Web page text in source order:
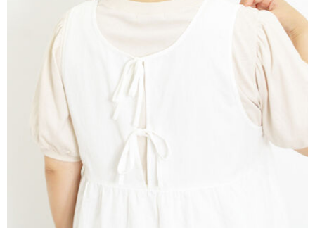
1.本服務係由「台灣大哥大股份有限公司」（以下簡稱本公司）所提供，讓
用戶於交易時，得透過本服務購買商品或服務，並由商店將買賣／分期付款
買賣價金債權讓與本公司後，依約使用本公司帳單繳交帳款。
2.基於同意付款使用「大哥付你分期」之契約關係目的，商店將以您的個人
資料（包含姓名、電話或地址）提供予台灣大哥大進項蒐集、處理及利用，
由本公司與您本人進行分期帳單所需資料之確認、核對及更正。
3.完整用戶服務條款，請詳閱以下連結：
https://oppay.tw/userRule
ATM／網路銀行／等多元方式進行付款，方視為交易完成。
※ 請注意：結帳手續完成當下不需立刻繳費，但若您需要取消訂單，請聯絡
購買商品的店家。未經商家同意取消之訂單仍視為有效，需透過AFTEE先享
後付繳納相關費用。
※ 交易是否成功請以「AFTEE先享後付 」之結帳頁面顯示為準，若有關於
是否繳費成功／繳費後需取消欲退款等相關疑問，請聯繫「AFTEE先享後付
客戶支援中心」
https://netprotections.freshdesk.com/support/home
【注意事項】
１．透過由恩沛科技股份有限公司提供之「AFTEE先享後付」服務完成之交
易，需依本服務之必要範圍內提供個人資料，並將交易相關給付款項請求債
權轉讓予恩沛科技股份有限公司。
２．關於個人資料處理事宜，請瀏覽以下網址：
https://aftee.tw/terms/#terms3
３．未成年的使用者請事先徵得法定代理人或監護人之同意方可使用
「AFTEE先享後付」，若未經同意申辦者引起之損失，本公司不負相關責
４．使用「AFTEE先享後付」時，將依據個別帳號之用戶狀況，依本公司即
萊爾富取貨付款
每筆NT$60，滿NT$1,500(含以上)免運費
每筆NT$60，滿NT$1,500(含以上)免運費
7-11取貨付款
每筆NT$60，滿NT$1,500(含以上)免運費
7-11純取貨
每筆NT$60，滿NT$1,500(含以上)免運費
每筆NT$90，滿NT$1,500(含以上)免運費